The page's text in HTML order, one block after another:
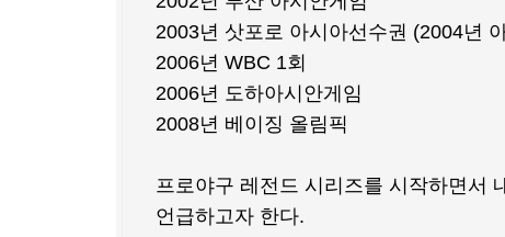
2003년 삿포로 아시아선수권 (2004년
2006년 WBC 1회
2006년 도하아시안게임
2008년 베이징 올림픽
프로야구 레전드 시리즈를 시작하면서
언급하고자 한다.